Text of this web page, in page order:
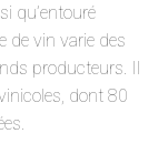
qu’entouré
de vin varie des
producteurs. Il
dont 80